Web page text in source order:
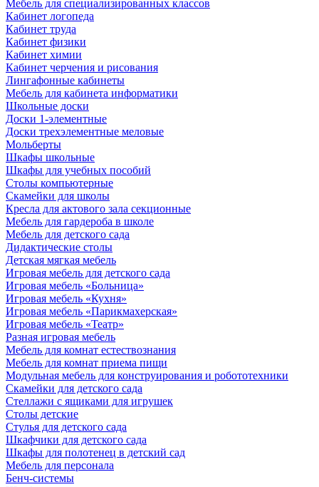
Мебель для специализированных классов
Кабинет логопеда
Кабинет труда
Кабинет физики
Кабинет химии
Кабинет черчения и рисования
Лингафонные кабинеты
Мебель для кабинета информатики
Школьные доски
Доски 1-элементные
Доски трехэлементные меловые
Мольберты
Шкафы школьные
Шкафы для учебных пособий
Столы компьютерные
Скамейки для школы
Кресла для актового зала секционные
Мебель для гардероба в школе
Мебель для детского сада
Дидактические столы
Детская мягкая мебель
Игровая мебель для детского сада
Игровая мебель «Больница»
Игровая мебель «Кухня»
Игровая мебель «Парикмахерская»
Игровая мебель «Театр»
Разная игровая мебель
Мебель для комнат естествознания
Мебель для комнат приема пищи
Модульная мебель для конструирования и робототехники
Скамейки для детского сада
Стеллажи с ящиками для игрушек
Столы детские
Стулья для детского сада
Шкафчики для детского сада
Шкафы для полотенец в детский сад
Мебель для персонала
Бенч-системы